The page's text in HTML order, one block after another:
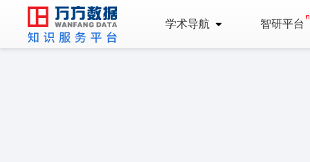
学术导航 智研平台